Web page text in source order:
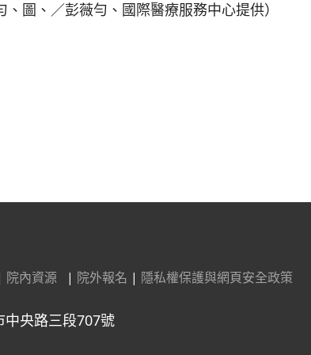
圖、／彭薇勻、國際醫療服務中心提供）
院內資源 | 院外報名 | 隱私權保護與網頁安全政策
央路三段707號